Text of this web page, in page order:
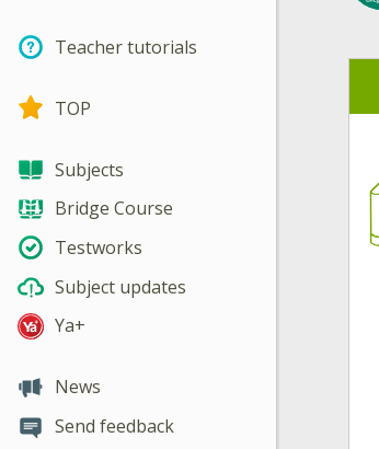
Teacher tutorials
TOP
Subjects
Bridge Course
Testworks
Subject updates
Ya+
News
Send feedback